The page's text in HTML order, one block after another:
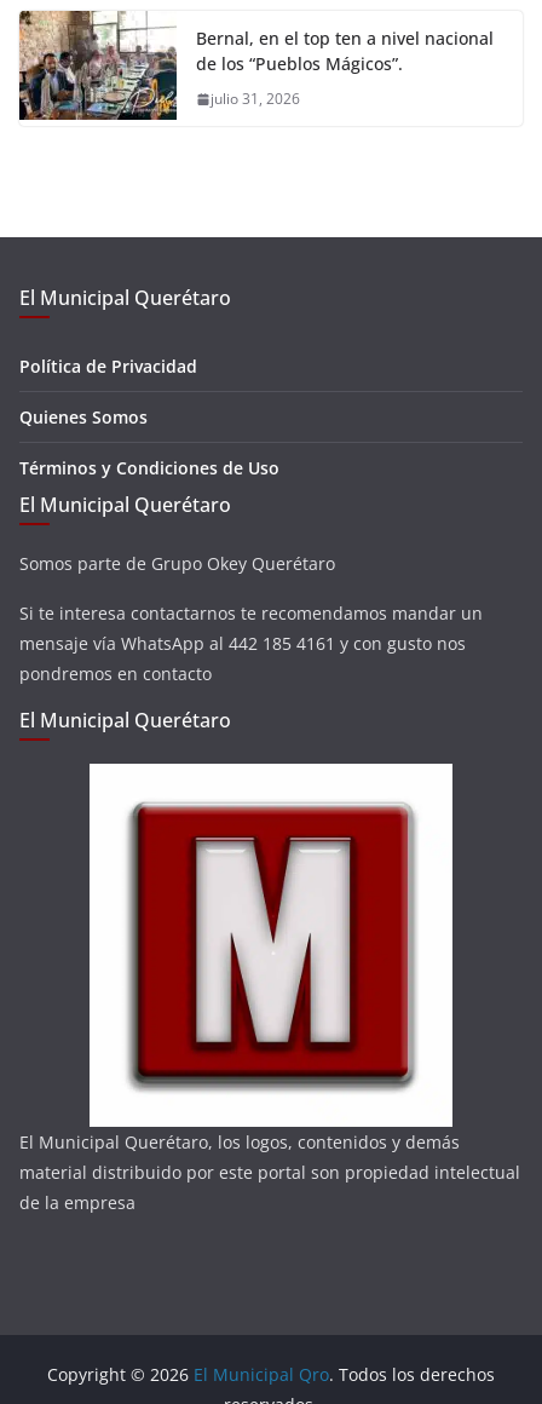
Bernal, en el top ten a nivel nacional
de los “Pueblos Mágicos”.
julio 31, 2026
El Municipal Querétaro
Política de Privacidad
Quienes Somos
Términos y Condiciones de Uso
El Municipal Querétaro
Somos parte de Grupo Okey Querétaro
Si te interesa contactarnos te recomendamos mandar un
mensaje vía WhatsApp al 442 185 4161 y con gusto nos
pondremos en contacto
El Municipal Querétaro
El Municipal Querétaro, los logos, contenidos y demás
material distribuido por este portal son propiedad intelectual
de la empresa
Copyright © 2026 El Municipal Qro. Todos los derechos